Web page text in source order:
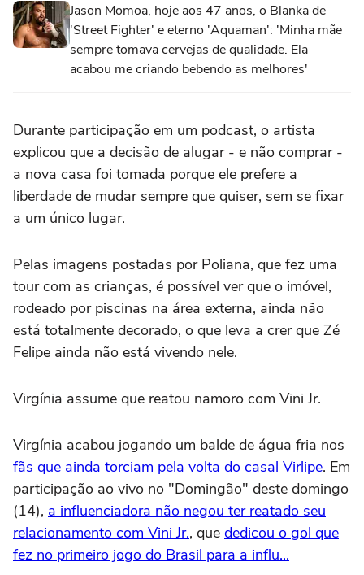
Jason Momoa, hoje aos 47 anos, o Blanka de
'Street Fighter' e eterno 'Aquaman': 'Minha mãe
sempre tomava cervejas de qualidade. Ela
acabou me criando bebendo as melhores'
Durante participação em um podcast, o artista
explicou que a decisão de alugar - e não comprar -
a nova casa foi tomada porque ele prefere a
liberdade de mudar sempre que quiser, sem se fixar
a um único lugar.
Pelas imagens postadas por Poliana, que fez uma
tour com as crianças, é possível ver que o imóvel,
rodeado por piscinas na área externa, ainda não
está totalmente decorado, o que leva a crer que Zé
Felipe ainda não está vivendo nele.
Virgínia assume que reatou namoro com Vini Jr.
Virgínia acabou jogando um balde de água fria nos
fãs que ainda torciam pela volta do casal Virlipe. Em
participação ao vivo no "Domingão" deste domingo
(14), a influenciadora não negou ter reatado seu
relacionamento com Vini Jr., que dedicou o gol que
fez no primeiro jogo do Brasil para a influ...